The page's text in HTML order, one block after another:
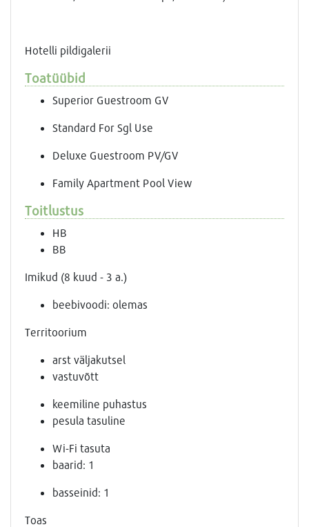
Hotelli pildigalerii
Toatüübid
Superior Guestroom GV
Standard For Sgl Use
Deluxe Guestroom PV/GV
Family Apartment Pool View
Toitlustus
HB
BB
Imikud (8 kuud - 3 a.)
beebivoodi: olemas
Territoorium
arst väljakutsel
vastuvõtt
keemiline puhastus
pesula tasuline
Wi-Fi tasuta
baarid: 1
basseinid: 1
Toas